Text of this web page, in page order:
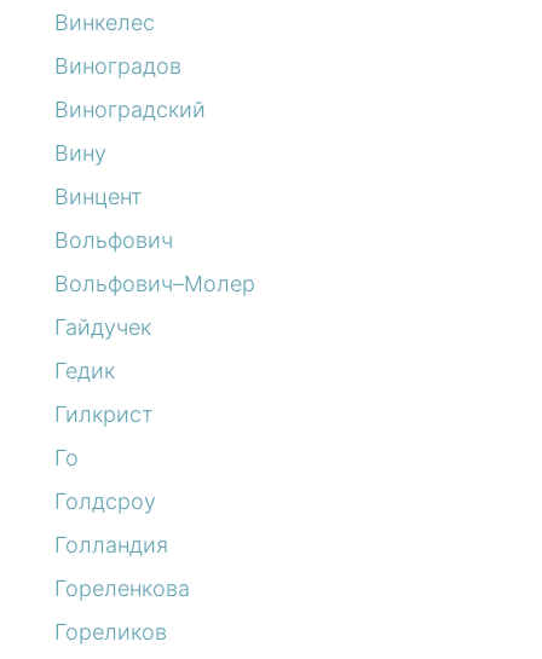
Винкелес
Виноградов
Виноградский
Вину
Винцент
Вольфович
Вольфович–Молер
Гайдучек
Гедик
Гилкрист
Го
Голдсроу
Голландия
Гореленкова
Гореликов